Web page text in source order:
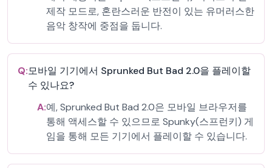
제작 모드로, 혼란스러운 반전이 있는 유머러스한
음악 창작에 중점을 둡니다.
Q:모바일 기기에서 Sprunked But Bad 2.0을 플레이할
수 있나요?
A:예, Sprunked But Bad 2.0은 모바일 브라우저를
통해 액세스할 수 있으므로 Spunky(스프런키) 게
임을 통해 모든 기기에서 플레이할 수 있습니다.